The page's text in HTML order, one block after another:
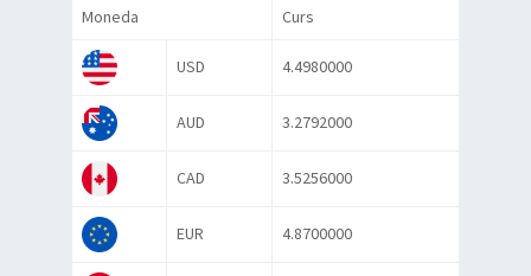
Moneda Curs
USD 4.4980000
AUD 3.2792000
CAD 3.5256000
EUR 4.8700000